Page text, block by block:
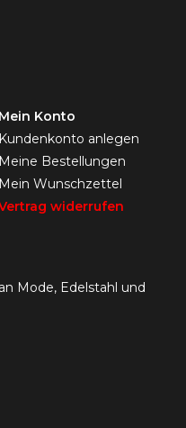
Mein Konto
Kundenkonto anlegen
Meine Bestellungen
Mein Wunschzettel
widerrufen
Mode, Edelstahl und